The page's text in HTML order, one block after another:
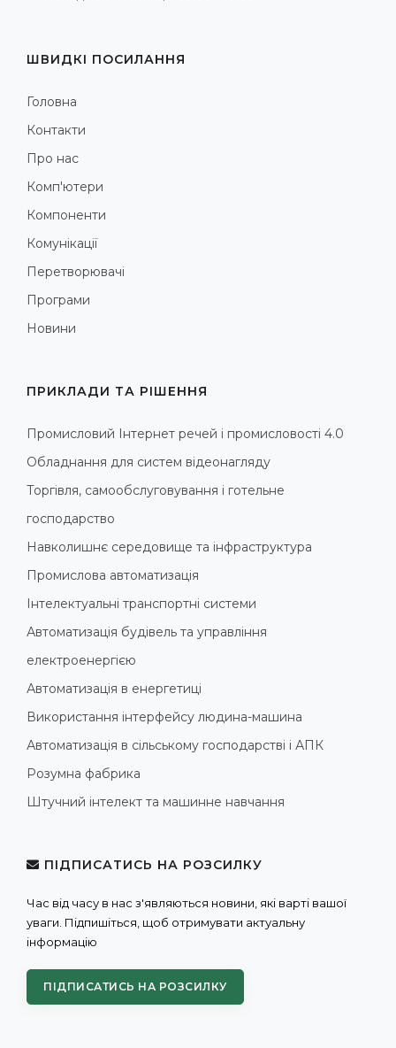
ШВИДКІ ПОСИЛАННЯ
Головна
Контакти
Про нас
Комп'ютери
Компоненти
Комунікації
Перетворювачі
Програми
Новини
ПРИКЛАДИ ТА РІШЕННЯ
Промисловий Інтернет речей і промисловості 4.0
Обладнання для систем відеонагляду
Торгівля, самообслуговування і готельне
господарство
Навколишнє середовище та інфраструктура
Промислова автоматизація
Інтелектуальні транспортні системи
Автоматизація будівель та управління
електроенергією
Автоматизація в енергетиці
Використання інтерфейсу людина-машина
Автоматизація в сільському господарстві і АПК
Розумна фабрика
Штучний інтелект та машинне навчання
ПІДПИСАТИСЬ НА РОЗСИЛКУ
Час від часу в нас з'являються новини, які варті вашої
уваги. Підпишіться, щоб отримувати актуальну
інформацію
ПІДПИСАТИСЬ НА РОЗСИЛКУ